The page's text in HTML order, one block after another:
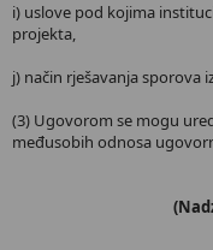
i) uslove pod kojima
projekta,
j) način rješavanja sporova
(3) Ugovorom se mogu
međusobih odnosa